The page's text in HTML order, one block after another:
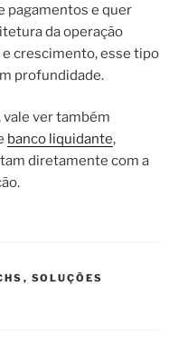
pagamentos e quer
da operação
crescimento, esse tipo
profundidade.
vale ver também
banco liquidante,
diretamente com a
, SOLUÇÕES